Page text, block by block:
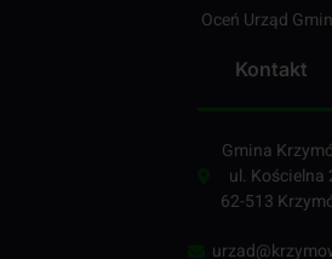
Oceń Urząd
Kontakt
Gmina
ul. Kościelna
62-513